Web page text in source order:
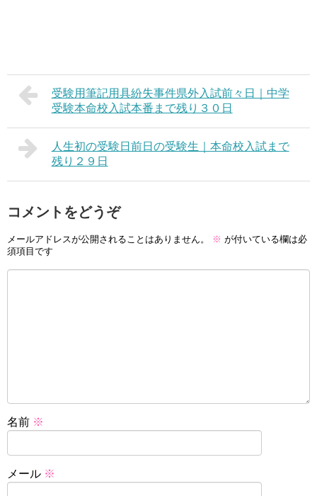
受験用筆記用具紛失事件県外入試前々日｜中学
受験本命校入試本番まで残り３０日
人生初の受験日前日の受験生｜本命校入試まで
残り２９日
コメントをどうぞ
メールアドレスが公開されることはありません。 ※ が付いている欄は必
須項目です
名前 ※
メール ※